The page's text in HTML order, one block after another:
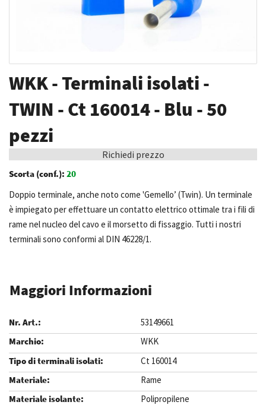
all'inizio
della
galleria
di
immagini
WKK - Terminali isolati -
TWIN - Ct 160014 - Blu - 50
pezzi
Richiedi prezzo
Scorta (conf.): 20
Doppio terminale, anche noto come 'Gemello’ (Twin). Un terminale
è impiegato per effettuare un contatto elettrico ottimale tra i fili di
rame nel nucleo del cavo e il morsetto di fissaggio. Tutti i nostri
terminali sono conformi al DIN 46228/1.
Maggiori Informazioni
53149661
WKK
Ct 160014
Rame
Polipropilene